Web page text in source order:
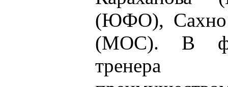
(ЮФО), Сахно
(МОС). В
тренера